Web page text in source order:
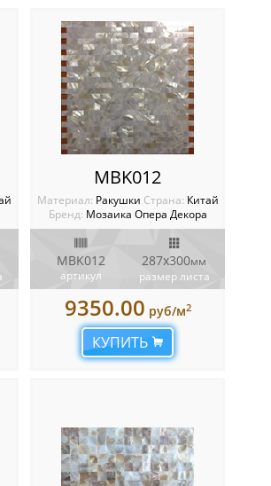
MBK012
Материал: Ракушки Cтрана: Китай
Бренд: Мозаика Опера Декора
MBK012
артикул
287х300мм
размер листа
9350.00 руб/м2
КУПИТЬ